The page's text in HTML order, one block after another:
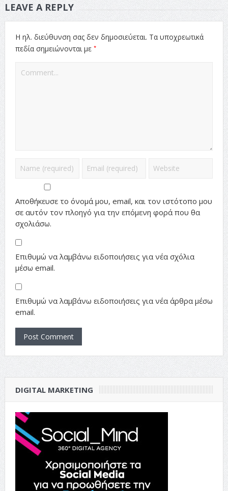
LEAVE A REPLY
Η ηλ. διεύθυνση σας δεν δημοσιεύεται. Τα υποχρεωτικά
πεδία σημειώνονται με *
Αποθήκευσε το όνομά μου, email, και τον ιστότοπο μου
σε αυτόν τον πλοηγό για την επόμενη φορά που θα
σχολιάσω.
Επιθυμώ να λαμβάνω ειδοποιήσεις για νέα σχόλια
μέσω email.
Επιθυμώ να λαμβάνω ειδοποιήσεις για νέα άρθρα μέσω
email.
DIGITAL MARKETING